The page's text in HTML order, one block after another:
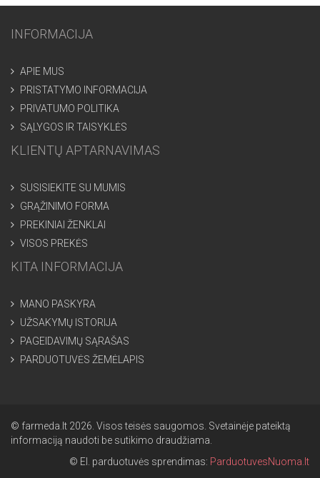
INFORMACIJA
APIE MUS
PRISTATYMO INFORMACIJA
PRIVATUMO POLITIKA
SĄLYGOS IR TAISYKLĖS
KLIENTŲ APTARNAVIMAS
SUSISIEKITE SU MUMIS
GRĄŽINIMO FORMA
PREKINIAI ŽENKLAI
VISOS PREKĖS
KITA INFORMACIJA
MANO PASKYRA
UŽSAKYMŲ ISTORIJA
PAGEIDAVIMŲ SĄRAŠAS
PARDUOTUVĖS ŽEMĖLAPIS
© farmeda.lt 2026. Visos teisės saugomos. Svetainėje pateiktą
informaciją naudoti be sutikimo draudžiama.
© El. parduotuvės sprendimas: ParduotuvesNuoma.lt